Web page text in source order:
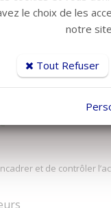
que la location
saisonnières de
afin de
via les
et de contrôler
le choix de les
notre
Tout Refuser